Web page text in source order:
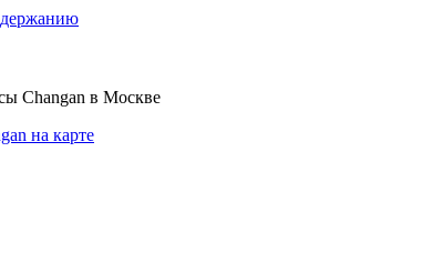
Changan в Москве
на карте